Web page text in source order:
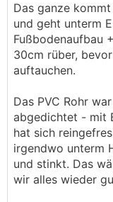
Das ganze
und geht unterm
Fußbodenaufbau
30cm rüber,
auftauchen.
Das PVC Rohr
abgedichtet - mit
hat sich
irgendwo unterm
und stinkt. Das
wir alles wieder